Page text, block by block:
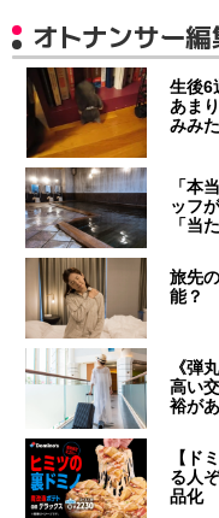
オトナンサー
生後6
あま
みみ
「本
ッフ
「当
旅先
能？
《弾
高い
裕が
【ド
る人
品化